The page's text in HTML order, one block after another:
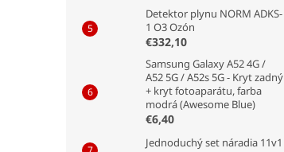
Detektor plynu NORM ADKS-
1 O3 Ozón
€332,10
Samsung Galaxy A52 4G /
A52 5G / A52s 5G - Kryt zadný
+ kryt fotoaparátu, farba
modrá (Awesome Blue)
€6,40
Jednoduchý set náradia 11v1